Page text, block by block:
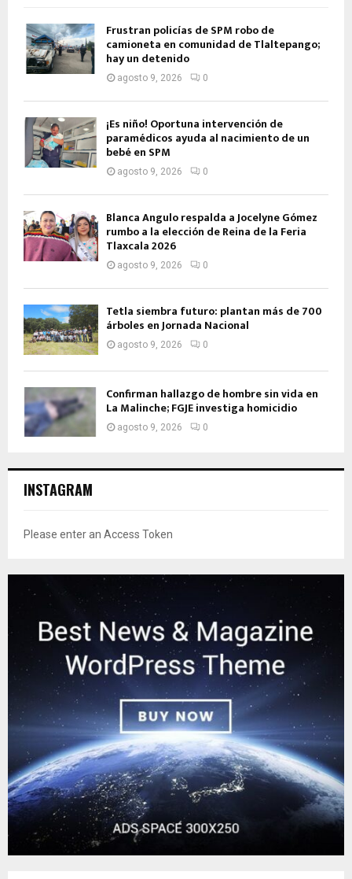
Frustran policías de SPM robo de
camioneta en comunidad de Tlaltepango;
hay un detenido
agosto 9, 2026 0
¡Es niño! Oportuna intervención de
paramédicos ayuda al nacimiento de un
bebé en SPM
agosto 9, 2026 0
Blanca Angulo respalda a Jocelyne Gómez
rumbo a la elección de Reina de la Feria
Tlaxcala 2026
agosto 9, 2026 0
Tetla siembra futuro: plantan más de 700
árboles en Jornada Nacional
agosto 9, 2026 0
Confirman hallazgo de hombre sin vida en
La Malinche; FGJE investiga homicidio
agosto 9, 2026 0
INSTAGRAM
Please enter an Access Token